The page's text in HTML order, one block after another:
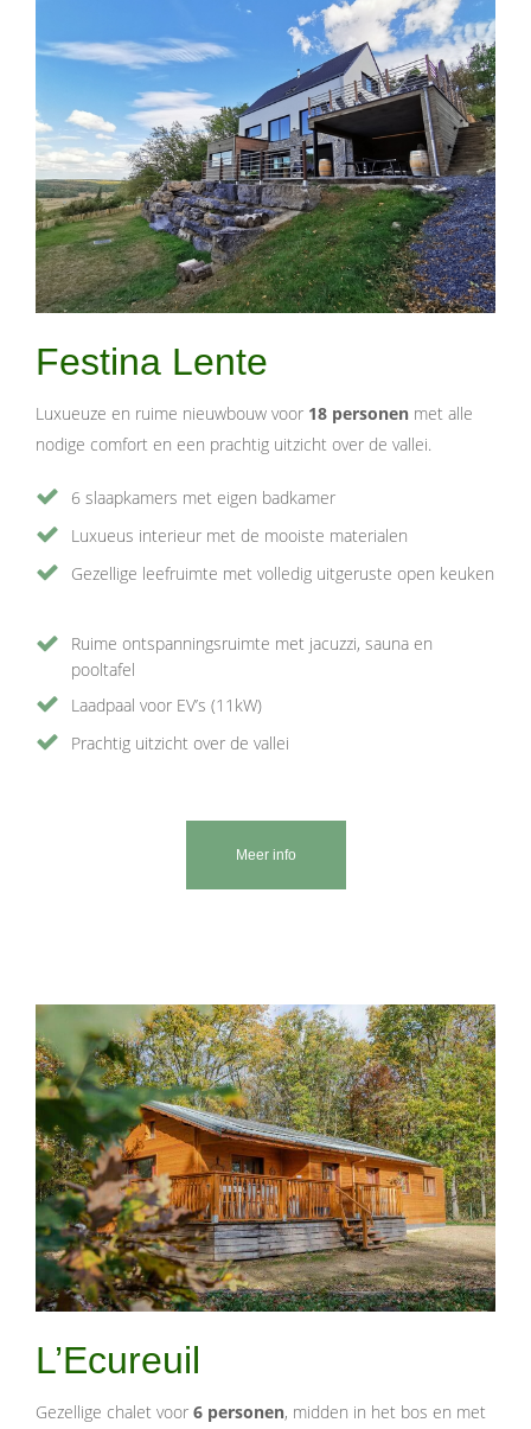
Festina Lente
Luxueuze en ruime nieuwbouw voor 18 personen met alle
nodige comfort en een prachtig uitzicht over de vallei.
6 slaapkamers met eigen badkamer
Luxueus interieur met de mooiste materialen
Gezellige leefruimte met volledig uitgeruste open keuken
Ruime ontspanningsruimte met jacuzzi, sauna en
pooltafel
Laadpaal voor EV’s (11kW)
Prachtig uitzicht over de vallei
Meer info
L’Ecureuil
Gezellige chalet voor 6 personen, midden in het bos en met